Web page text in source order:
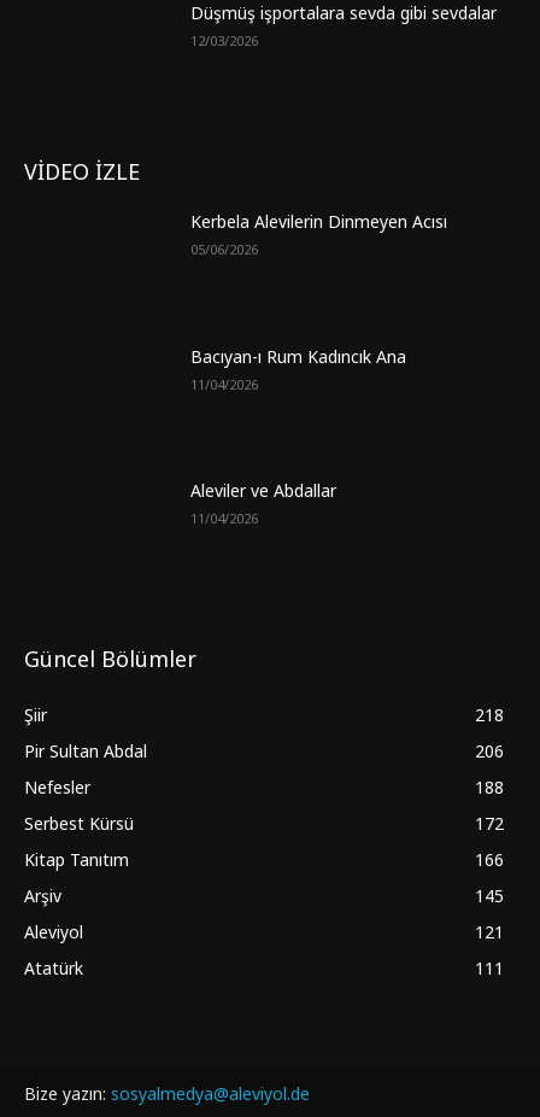
Düşmüş işportalara sevda gibi sevdalar
12/03/2026
VİDEO İZLE
Kerbela Alevilerin Dinmeyen Acısı
05/06/2026
Bacıyan-ı Rum Kadıncık Ana
11/04/2026
Aleviler ve Abdallar
11/04/2026
Güncel Bölümler
Şiir
218
Pir Sultan Abdal
206
Nefesler
188
Serbest Kürsü
172
Kitap Tanıtım
166
Arşiv
145
Aleviyol
121
Atatürk
111
Bize yazın: sosyalmedya@aleviyol.de